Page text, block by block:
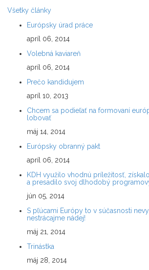
Všetky články
Európsky úrad práce
apríl 06, 2014
Volebná kaviareň
apríl 06, 2014
Prečo kandidujem
apríl 10, 2013
Chcem sa podieľať na formovaní
lobovať
máj 14, 2014
Európsky obranný pakt
apríl 06, 2014
KDH využilo vhodnú príležitosť,
a presadilo svoj dlhodobý
jún 05, 2014
S pľúcami Európy to v súčasnosti
nestrácajme nádej!
máj 21, 2014
Trinástka
máj 28, 2014